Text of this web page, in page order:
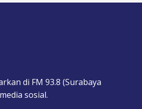
di FM 93.8 (Surabaya
sosial.